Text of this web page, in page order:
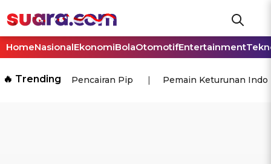
HomeNasionalEkonomiBolaOtomotifEntertainment
🔥 Trending Pencairan Pip Pemain Keturunan